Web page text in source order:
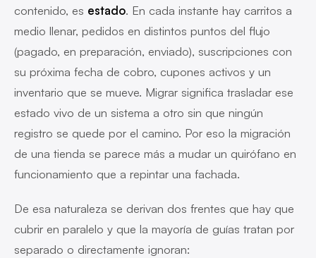
contenido, es estado. En cada instante hay carritos a
medio llenar, pedidos en distintos puntos del flujo
(pagado, en preparación, enviado), suscripciones con
su próxima fecha de cobro, cupones activos y un
inventario que se mueve. Migrar significa trasladar ese
estado vivo de un sistema a otro sin que ningún
registro se quede por el camino. Por eso la migración
de una tienda se parece más a mudar un quirófano en
funcionamiento que a repintar una fachada.
De esa naturaleza se derivan dos frentes que hay que
cubrir en paralelo y que la mayoría de guías tratan por
separado o directamente ignoran: